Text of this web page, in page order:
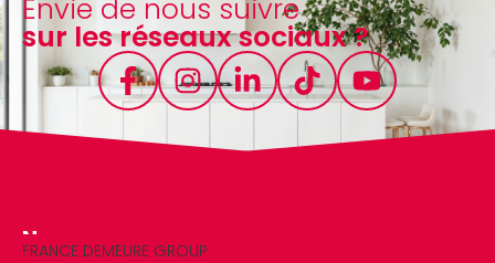
Envie de nous suivre
sur les réseaux sociaux ?
Nos marques
FRANCE DEMEURE GROUP